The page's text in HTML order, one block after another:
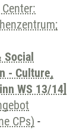
Social
- Culture,
WS 13/14]
CPs) -